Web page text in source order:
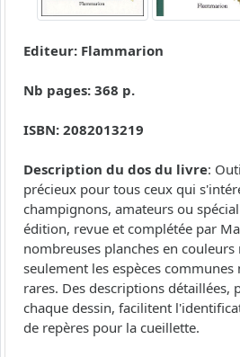
Editeur: Flammarion
Nb pages: 368 p.
ISBN: 2082013219
Description du dos du livre:
précieux pour tous ceux qui
champignons, amateurs ou
édition, revue et complétée par
nombreuses planches en
seulement les espèces communes
rares. Des descriptions détaillées,
chaque dessin, facilitent
de repères pour la cueillette.